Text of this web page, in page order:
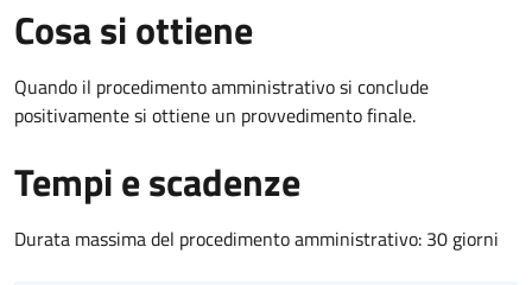
Cosa si ottiene
Quando il procedimento amministrativo si conclude
positivamente si ottiene un provvedimento finale.
Tempi e scadenze
Durata massima del procedimento amministrativo: 30 giorni